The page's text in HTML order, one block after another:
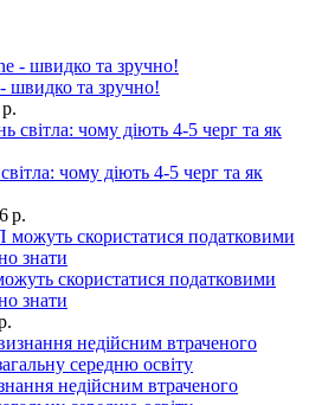
швидко та зручно!
чому діють 4-5 черг та як
р.
скористатися податковими
знати
недійсним втраченого